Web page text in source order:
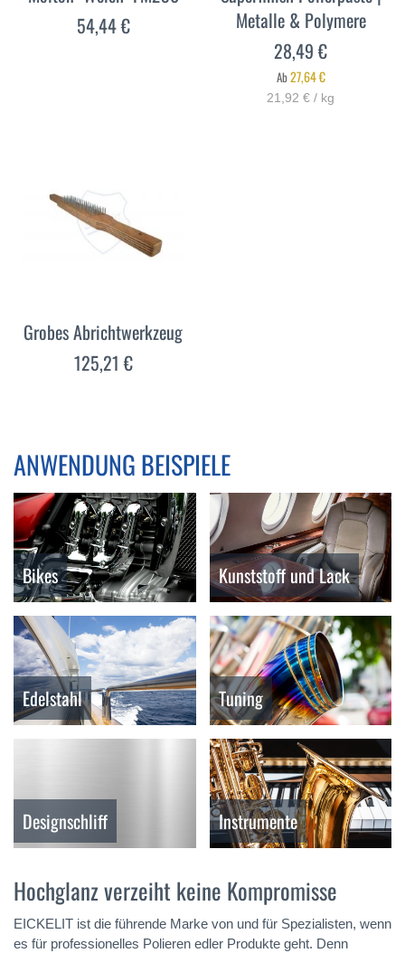
54,44 €
Metalle & Polymere
28,49 €
Ab27,64 €
21,92 € / kg
Grobes Abrichtwerkzeug
125,21 €
ANWENDUNG BEISPIELE
Bikes Kunststoff und Lack
Edelstahl Tuning
Designschliff Instrumente
Hochglanz verzeiht keine Kompromisse
EICKELIT ist die führende Marke von und für Spezialisten, wenn
es für professionelles Polieren edler Produkte geht. Denn